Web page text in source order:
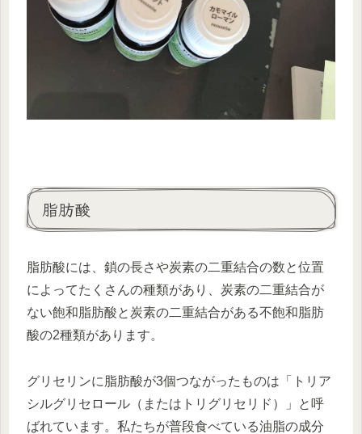
脂肪酸
脂肪酸には、鎖の長さや炭素の二重結合の数と位置
によってたくさんの種類があり、炭素の二重結合が
ない飽和脂肪酸と炭素の二重結合がある不飽和脂肪
酸の2種類があります。
グリセリンに脂肪酸が3個つながったものは「トリア
シルグリセロール（またはトリグリセリド）」と呼
ばれています。私たちが普段食べている油脂の成分